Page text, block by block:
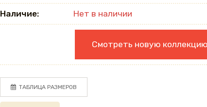
Наличие: Нет в наличии
Смотреть новую
ТАБЛИЦА РАЗМЕРОВ